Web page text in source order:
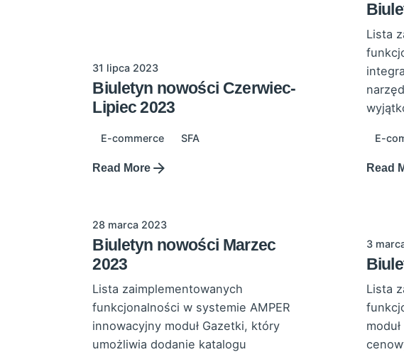
31 lipca 2023
Biuletyn nowości Czerwiec-
Lipiec 2023
E-commerce SFA
Read More
Lista
E-
Read
28 marca 2023
Biuletyn nowości Marzec
2023
Lista zaimplementowanych
funkcjonalności w systemie AMPER
innowacyjny moduł Gazetki, który
umożliwia dodanie katalogu
3
Lista